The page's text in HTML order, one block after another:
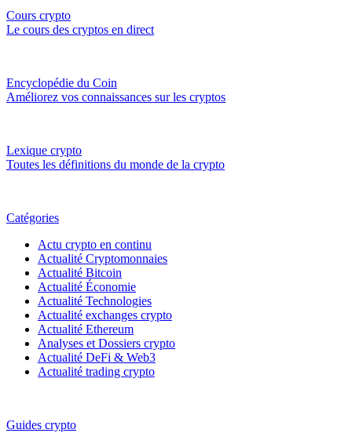
Cours crypto
Le cours des cryptos en direct
Encyclopédie du Coin
Améliorez vos connaissances sur les cryptos
Lexique crypto
Toutes les définitions du monde de la crypto
Catégories
Actu crypto en continu
Actualité Cryptomonnaies
Actualité Bitcoin
Actualité Économie
Actualité Technologies
Actualité exchanges crypto
Actualité Ethereum
Analyses et Dossiers crypto
Actualité DeFi & Web3
Actualité trading crypto
Guides crypto